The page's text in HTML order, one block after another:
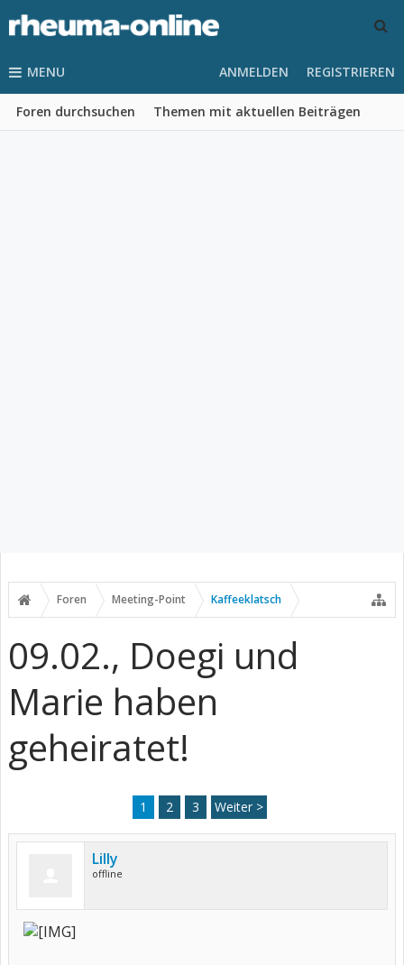
MENU
Foren durchsuchen Themen mit aktuellen Beiträgen
ANMELDEN REGISTRIEREN
Foren Meeting-Point Kaffeeklatsch
09.02., Doegi und
Marie haben
geheiratet!
1 2 3 Weiter >
Lilly
offline